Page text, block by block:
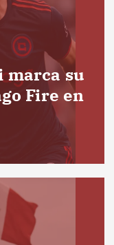
marca su
Fire en